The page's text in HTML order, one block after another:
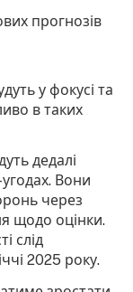
прогнозів
у фокусі та
в таких
дедалі
Вони
через
щодо оцінки.
слід
2025 року.